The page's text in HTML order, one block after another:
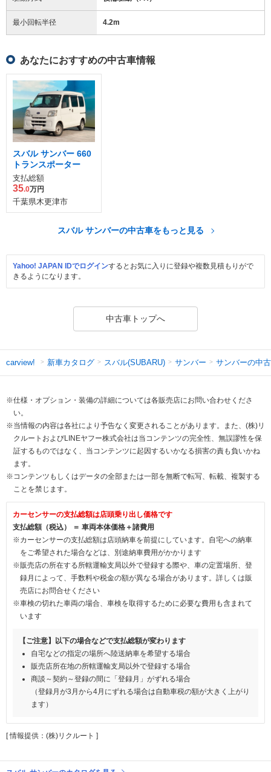
最小回転半径 4.2m
あなたにおすすめの中古車情報
スバル サンバー 660
トランスポーター
支払総額
35.0万円
千葉県木更津市
スバル サンバーの中古車をもっと見る
Yahoo! JAPAN IDでログインするとお気に入りに登録や複数見積もりがで
きるようになります。
中古車トップへ
carview! 新車カタログ スバル(SUBARU) サンバー サンバーの中
※仕様・オプション・装備の詳細については各販売店にお問い合わせくださ
い。
※当情報の内容は各社により予告なく変更されることがあります。また、(株)リ
クルートおよびLINEヤフー株式会社は当コンテンツの完全性、無誤謬性を保
証するものではなく、当コンテンツに起因するいかなる損害の責も負いかね
ます。
※コンテンツもしくはデータの全部または一部を無断で転写、転載、複製する
ことを禁じます。
カーセンサーの支払総額は店頭乗り出し価格です
支払総額（税込） ＝ 車両本体価格＋諸費用
※カーセンサーの支払総額は店頭納車を前提にしています。自宅への納車
をご希望された場合などは、別途納車費用がかかります
※販売店の所在する所轄運輸支局以外で登録する際や、車の定置場所、登
録月によって、手数料や税金の額が異なる場合があります。詳しくは販
売店にお問合せください
※車検の切れた車両の場合、車検を取得するために必要な費用も含まれて
います
【ご注意】以下の場合などで支払総額が変わります
自宅などの指定の場所へ陸送納車を希望する場合
販売店所在地の所轄運輸支局以外で登録する場合
商談～契約～登録の間に「登録月」がずれる場合
（登録月が3月から4月にずれる場合は自動車税の額が大きく上がり
ます）
[ 情報提供：(株)リクルート ]